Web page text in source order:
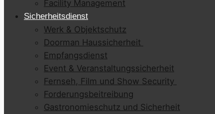
Facility Management
Sicherheitsdienst
Werk & Objektschutz
Doorman Haussicherheit
Empfangsdienst
Event & Veranstaltungssicherheit
Fernseh, Film und Show Security
Forderungsbeitreibung
Gastronomieschutz und Sicherheit